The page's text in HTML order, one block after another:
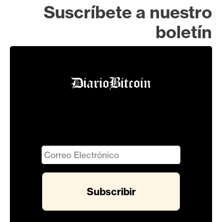
Suscríbete a nuestro
boletín